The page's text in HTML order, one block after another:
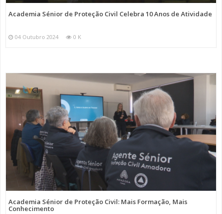
Academia Sénior de Proteção Civil Celebra 10 Anos de Atividade
04 Outubro 2024 0 K
Academia Sénior de Proteção Civil: Mais Formação, Mais
Conhecimento